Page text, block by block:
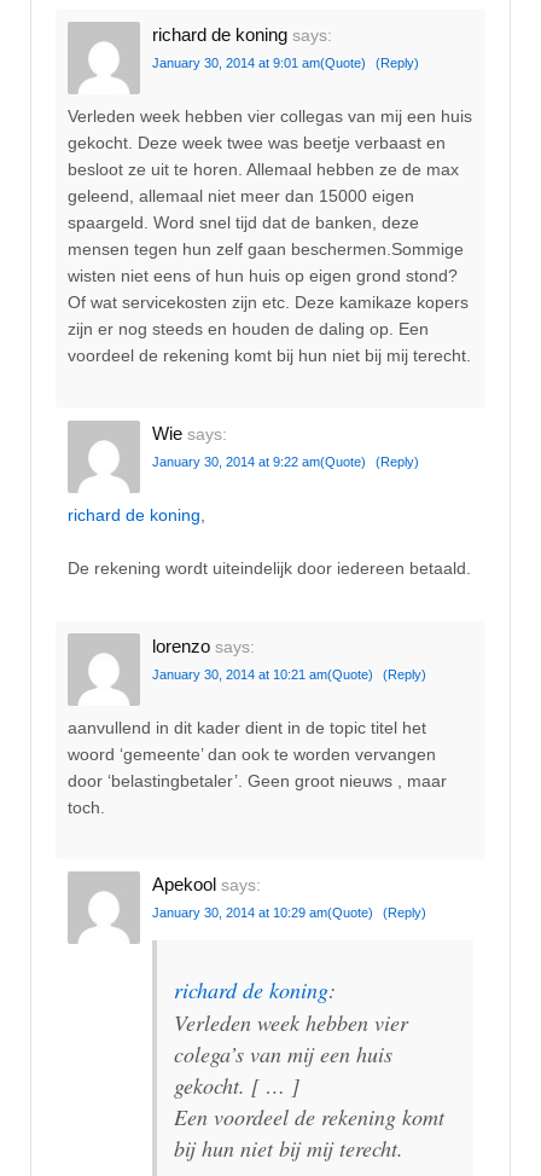
richard de koning says:
January 30, 2014 at 9:01 am(Quote) (Reply)
Verleden week hebben vier collegas van mij een huis
gekocht. Deze week twee was beetje verbaast en
besloot ze uit te horen. Allemaal hebben ze de max
geleend, allemaal niet meer dan 15000 eigen
spaargeld. Word snel tijd dat de banken, deze
mensen tegen hun zelf gaan beschermen.Sommige
wisten niet eens of hun huis op eigen grond stond?
Of wat servicekosten zijn etc. Deze kamikaze kopers
zijn er nog steeds en houden de daling op. Een
voordeel de rekening komt bij hun niet bij mij terecht.
Wie says:
January 30, 2014 at 9:22 am(Quote) (Reply)
richard de koning
De rekening wordt uiteindelijk door iedereen betaald.
lorenzo says:
January 30, 2014 at 10:21 am(Quote) (Reply)
aanvullend in dit kader dient in de topic titel het
woord ‘gemeente’ dan ook te worden vervangen
door ‘belastingbetaler’. Geen groot nieuws , maar
toch.
Apekool says:
January 30, 2014 at 10:29 am(Quote) (Reply)
richard de koning:
Verleden week hebben vier
colega’s van mij een huis
gekocht. [ … ]
Een voordeel de rekening komt
bij hun niet bij mij terecht.